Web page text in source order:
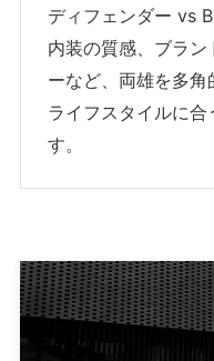
ディフェンダー vs
内装の質感、ブラン
ーなど、両雄を多
ライフスタイルに合
す。